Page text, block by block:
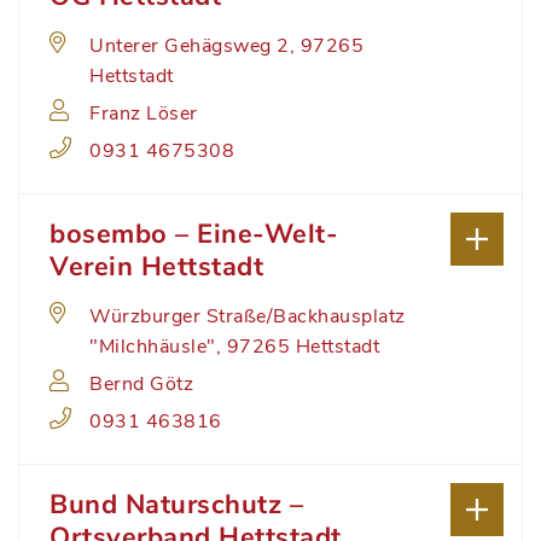
Unterer Gehägsweg 2, 97265
Hettstadt
Franz Löser
0931 4675308
bosembo – Eine-Welt-
Verein Hettstadt
Würzburger Straße/Backhausplatz
"Milchhäusle", 97265 Hettstadt
Bernd Götz
0931 463816
Bund Naturschutz –